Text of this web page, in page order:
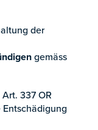
der
gemäss
337 OR